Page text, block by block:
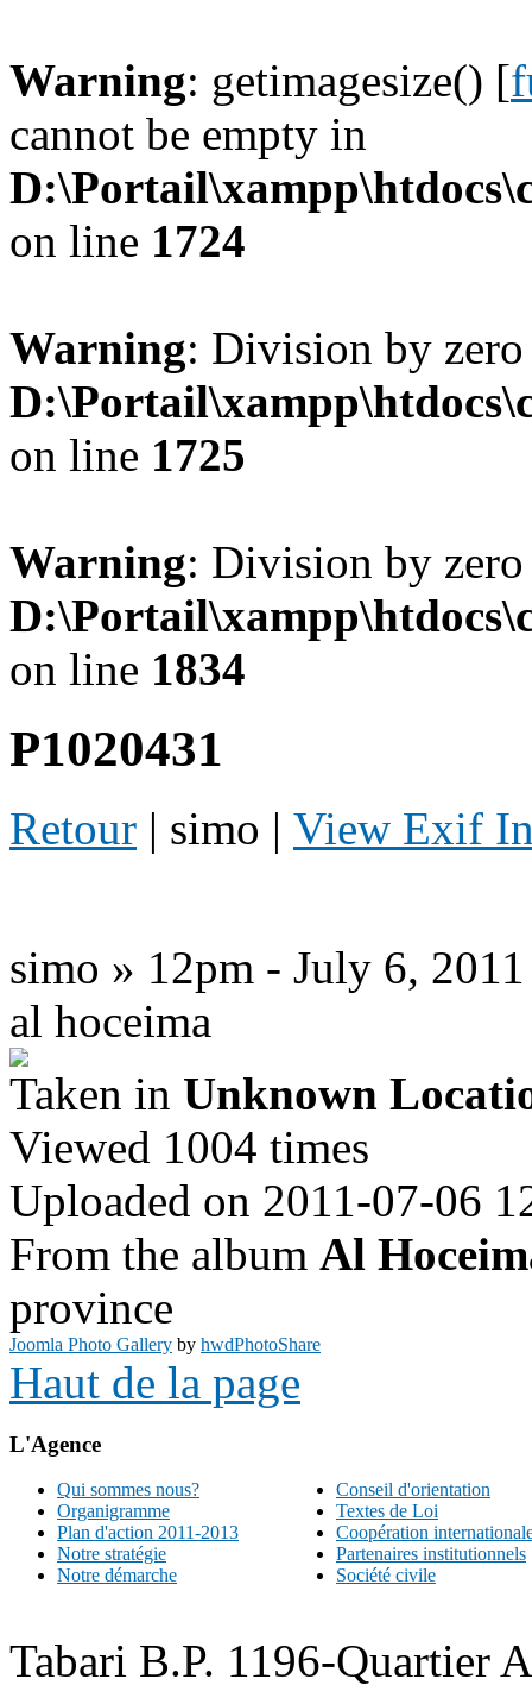
Warning: getimagesize() [
cannot be empty in
on line 1724
Warning: Division by
on line 1725
Warning: Division by
on line 1834
P1020431
Retour | simo | View Exif
simo » 12pm - July 6, 2011
al hoceima
Taken in Unknown
Viewed 1004 times
Uploaded on 2011-07-06
From the album Al
province
Joomla Photo Gallery by hwdPhotoShare
Haut de la page
L'Agence
Qui sommes nous?
Organigramme
Plan d'action 2011-2013
Notre stratégie
Notre démarche
Conseil d'orientation
Textes de Loi
Coopération
Partenaires institutionnels
Société civile
Tabari B.P. 1196-Quartier